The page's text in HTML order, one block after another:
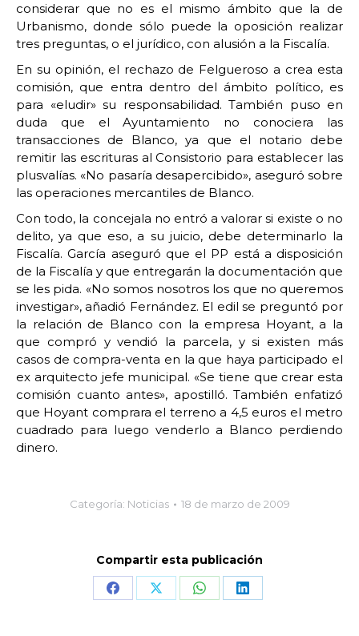
considerar que no es el mismo ámbito que la de
Urbanismo, donde sólo puede la oposición realizar
tres preguntas, o el jurídico, con alusión a la Fiscalía.
En su opinión, el rechazo de Felgueroso a crea esta
comisión, que entra dentro del ámbito político, es
para «eludir» su responsabilidad. También puso en
duda que el Ayuntamiento no conociera las
transacciones de Blanco, ya que el notario debe
remitir las escrituras al Consistorio para establecer las
plusvalías. «No pasaría desapercibido», aseguró sobre
las operaciones mercantiles de Blanco.
Con todo, la concejala no entró a valorar si existe o no
delito, ya que eso, a su juicio, debe determinarlo la
Fiscalía. García aseguró que el PP está a disposición
de la Fiscalía y que entregarán la documentación que
se les pida. «No somos nosotros los que no queremos
investigar», añadió Fernández. El edil se preguntó por
la relación de Blanco con la empresa Hoyant, a la
que compró y vendió la parcela, y si existen más
casos de compra-venta en la que haya participado el
ex arquitecto jefe municipal. «Se tiene que crear esta
comisión cuanto antes», apostilló. También enfatizó
que Hoyant comprara el terreno a 4,5 euros el metro
cuadrado para luego venderlo a Blanco perdiendo
dinero.
Categoría: Noticias 18 de marzo de 2009
Compartir esta publicación
Share Share Share Share